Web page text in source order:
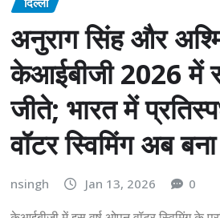
अनुराग सिंह और
केआईबीजी 2026 में
जीते; भारत में
वॉटर स्विमिंग अब
nsingh Jan 13, 2026 0